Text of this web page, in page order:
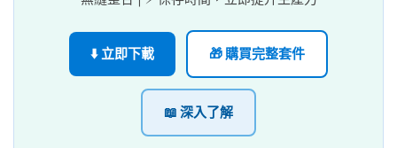
⬇️ 立即下載 🎁 購買完整套件
📖 深入了解